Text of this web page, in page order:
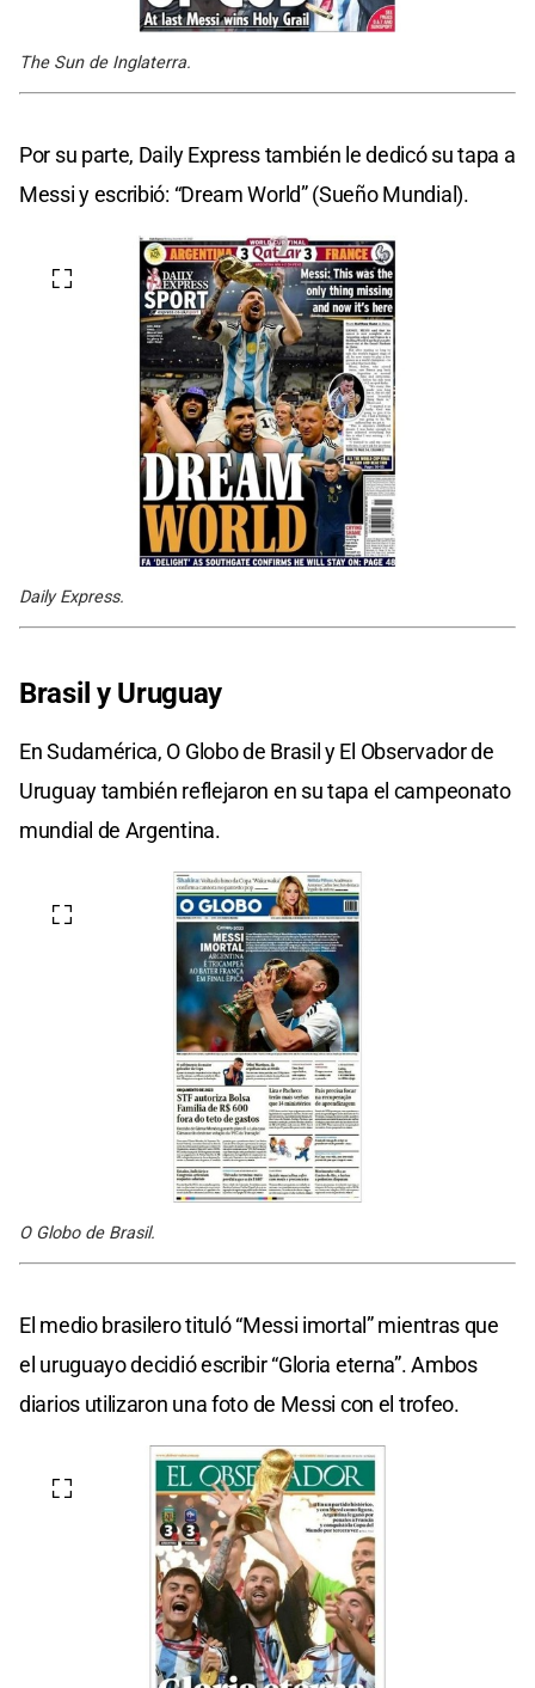
The Sun de Inglaterra.
Por su parte, Daily Express también le dedicó su tapa a
Messi y escribió: “Dream World” (Sueño Mundial).
Daily Express.
Brasil y Uruguay
En Sudamérica, O Globo de Brasil y El Observador de
Uruguay también reflejaron en su tapa el campeonato
mundial de Argentina.
O Globo de Brasil.
El medio brasilero tituló “Messi imortal” mientras que
el uruguayo decidió escribir “Gloria eterna”. Ambos
diarios utilizaron una foto de Messi con el trofeo.